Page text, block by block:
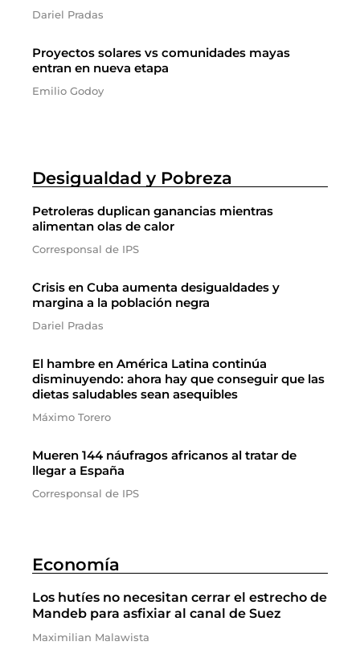
Dariel Pradas
Proyectos solares vs comunidades mayas
entran en nueva etapa
Emilio Godoy
Desigualdad y Pobreza
Petroleras duplican ganancias mientras
alimentan olas de calor
Corresponsal de IPS
Crisis en Cuba aumenta desigualdades y
margina a la población negra
Dariel Pradas
El hambre en América Latina continúa
disminuyendo: ahora hay que conseguir que las
dietas saludables sean asequibles
Máximo Torero
Mueren 144 náufragos africanos al tratar de
llegar a España
Corresponsal de IPS
Economía
Los hutíes no necesitan cerrar el estrecho de
Mandeb para asfixiar al canal de Suez
Maximilian Malawista